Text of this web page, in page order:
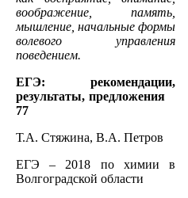
воображение, память,
мышление, начальные формы
волевого управления
поведением.
ЕГЭ: рекомендации,
результаты, предложения
77
Т.А. Стяжина, В.А. Петров
ЕГЭ – 2018 по химии в
Волгоградской области